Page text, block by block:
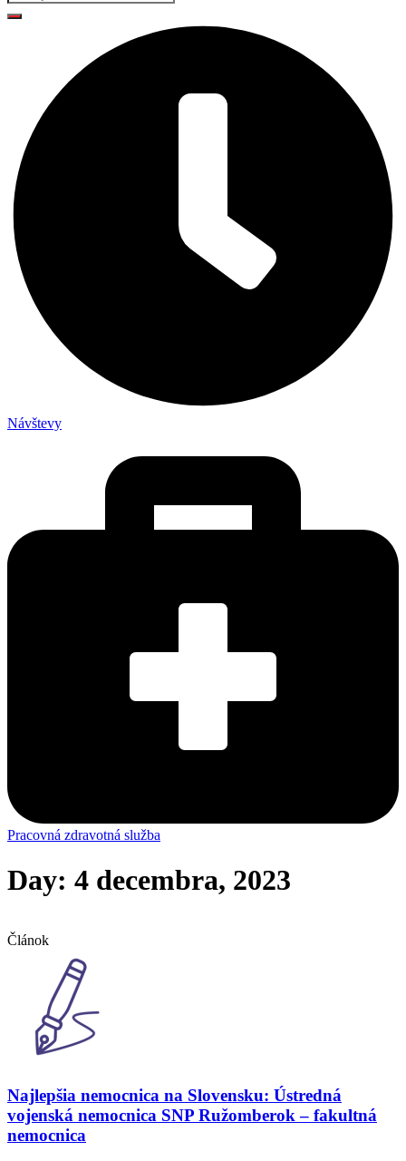
Návštevy
Pracovná zdravotná služba
Day: 4 decembra, 2023
Článok
Najlepšia nemocnica na Slovensku: Ústredná
vojenská nemocnica SNP Ružomberok – fakultná
nemocnica